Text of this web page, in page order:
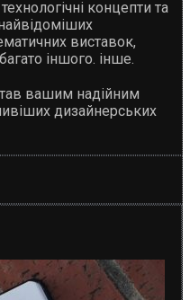
концепти та
виставок,
іншого. інше.
вашим надійним
дизайнерських